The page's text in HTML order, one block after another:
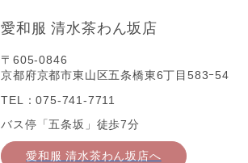
愛和服 清水茶わん坂店
〒605-0846
京都府京都市東山区五条橋東6丁目583ｰ54
TEL：075-741-7711
バス停「五条坂」徒歩7分
愛和服 清水茶わん坂店へ